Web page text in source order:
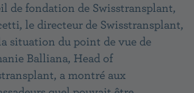
de fondation de Swisstransplant,
le directeur de Swisstransplant,
situation du point de vue de
Balliana, Head of
a montré aux